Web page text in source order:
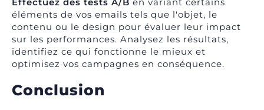
Effectuez des tests A/B en variant certains
éléments de vos emails tels que l'objet, le
contenu ou le design pour évaluer leur impact
sur les performances. Analysez les résultats,
identifiez ce qui fonctionne le mieux et
optimisez vos campagnes en conséquence.
Conclusion